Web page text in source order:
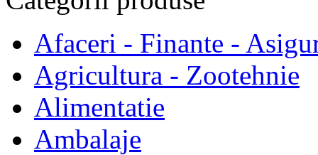
Afaceri - Finante -
Agricultura - Zootehnie
Alimentatie
Ambalaje